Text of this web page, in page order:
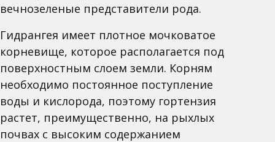
вечнозеленые представители рода.
Гидрангея имеет плотное мочковатое
корневище, которое располагается под
поверхностным слоем земли. Корням
необходимо постоянное поступление
воды и кислорода, поэтому гортензия
растет, преимущественно, на рыхлых
почвах с высоким содержанием